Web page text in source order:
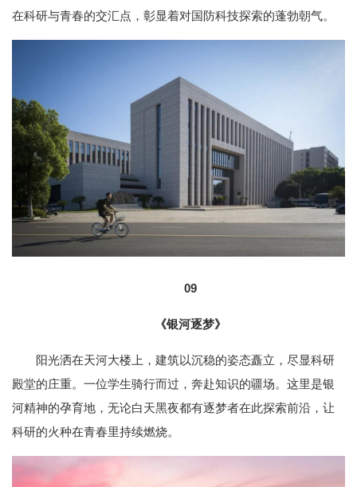
在科研与青春的交汇点，彰显着对国防科技探索的蓬勃朝气。
09
《银河逐梦》
阳光洒在天河大楼上，建筑以沉稳的姿态矗立，尽显科研
殿堂的庄重。一位学生骑行而过，奔赴知识的疆场。这里是银
河精神的孕育地，无论白天黑夜都有逐梦者在此探索前沿，让
科研的火种在青春里持续燃烧。